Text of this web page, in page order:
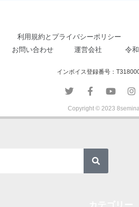
利用規約とプライバシーポリシー
お問い合わせ
運営会社 令
インボイス登録番号：
Copyright © 2023